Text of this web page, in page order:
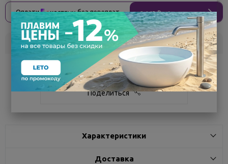
Оплати без переплат 2 145 ₽x 4 платежа
Склад Кол-во Срок поставки
Белгород под заказ 7 - 14 дней
Поделиться
Характеристики
Доставка